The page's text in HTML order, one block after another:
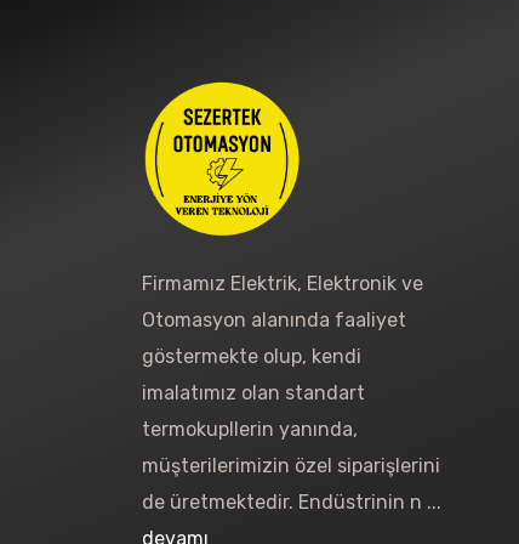
Firmamız Elektrik, Elektronik ve
Otomasyon alanında faaliyet
göstermekte olup, kendi
imalatımız olan standart
termokupllerin yanında,
müşterilerimizin özel siparişlerini
de üretmektedir. Endüstrinin n ...
devamı